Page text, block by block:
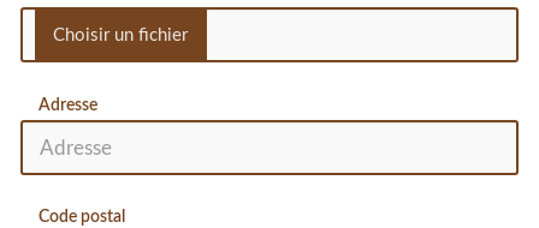
Adresse
Code postal